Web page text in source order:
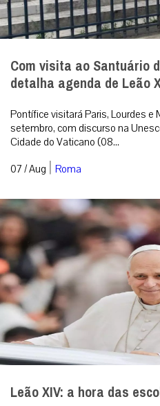
Com visita ao Santuário
detalha agenda de Leão
Pontífice visitará Paris, Lourdes e
setembro, com discurso na
Cidade do Vaticano (08...
07 / Aug | Roma
Leão XIV: a hora das